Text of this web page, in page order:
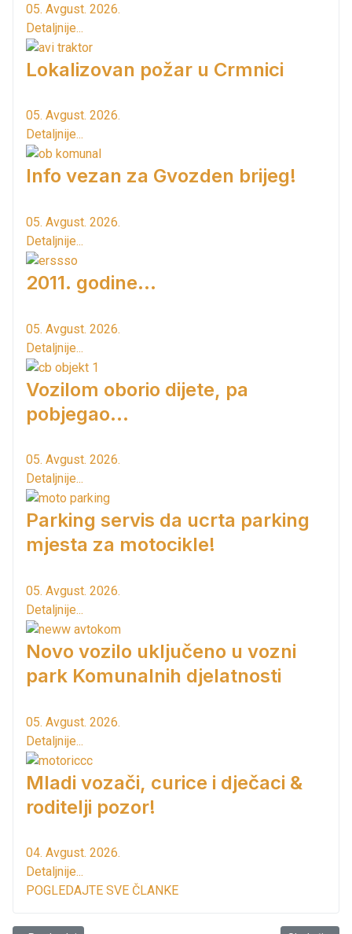
05. Avgust. 2026.
Detaljnije...
Lokalizovan požar u Crmnici
05. Avgust. 2026.
Detaljnije...
Info vezan za Gvozden brijeg!
05. Avgust. 2026.
Detaljnije...
2011. godine...
05. Avgust. 2026.
Detaljnije...
Vozilom oborio dijete, pa
pobjegao...
05. Avgust. 2026.
Detaljnije...
Parking servis da ucrta parking
mjesta za motocikle!
05. Avgust. 2026.
Detaljnije...
Novo vozilo uključeno u vozni
park Komunalnih djelatnosti
05. Avgust. 2026.
Detaljnije...
Mladi vozači, curice i dječaci &
roditelji pozor!
04. Avgust. 2026.
Detaljnije...
POGLEDAJTE SVE ČLANKE